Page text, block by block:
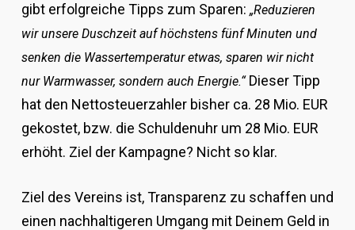
gibt erfolgreiche Tipps zum Sparen: „Reduzieren
wir unsere Duschzeit auf höchstens fünf Minuten und
senken die Wassertemperatur etwas, sparen wir nicht
nur Warmwasser, sondern auch Energie.“ Dieser Tipp
hat den Nettosteuerzahler bisher ca. 28 Mio. EUR
gekostet, bzw. die Schuldenuhr um 28 Mio. EUR
erhöht. Ziel der Kampagne? Nicht so klar.
Ziel des Vereins ist, Transparenz zu schaffen und
einen nachhaltigeren Umgang mit Deinem Geld in